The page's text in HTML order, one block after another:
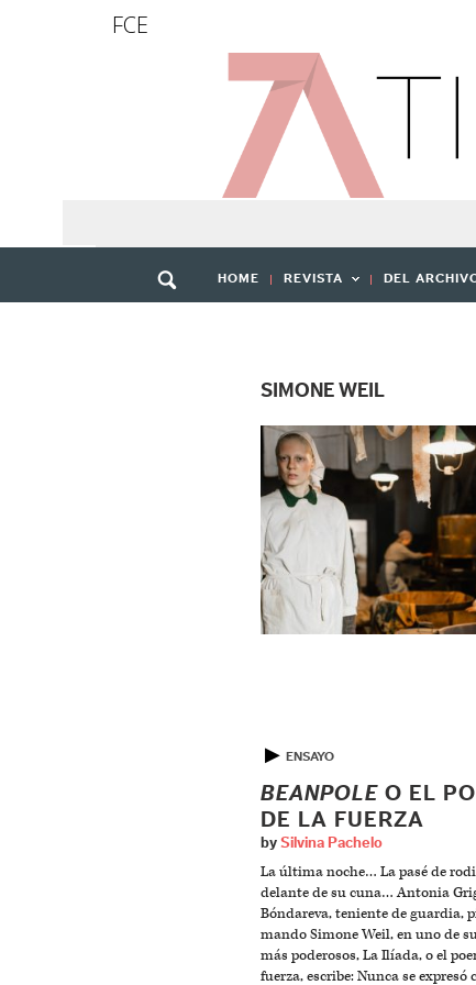
FCE
HOME REVISTA DEL
SIMONE WEIL
▶ ENSAYO
BEANPOLE O EL
DE LA FUERZA
by Silvina Pachelo
La última noche… La pasé de
delante de su cuna… Antonia
Bóndareva, teniente de guardia,
mando Simone Weil, en uno de
más poderosos, La Ilíada, o el
fuerza, escribe: Nunca se expresó